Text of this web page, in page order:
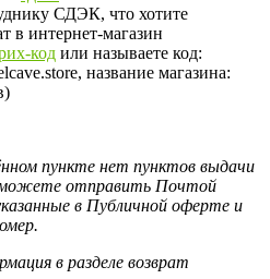
СДЭК, что хотите
в интернет-магазин
код или называете код:
название магазина:
пункте нет пунктов выдачи
отправить Почтой
в Публичной оферте и
в разделе возврат